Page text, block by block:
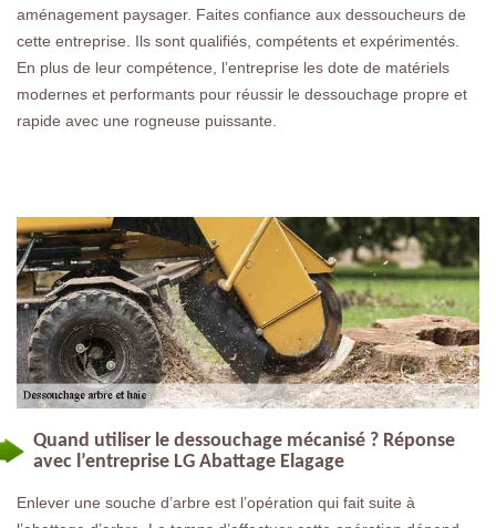
aménagement paysager. Faites confiance aux dessoucheurs de
cette entreprise. Ils sont qualifiés, compétents et expérimentés.
En plus de leur compétence, l’entreprise les dote de matériels
modernes et performants pour réussir le dessouchage propre et
rapide avec une rogneuse puissante.
Quand utiliser le dessouchage mécanisé ? Réponse
avec l’entreprise LG Abattage Elagage
Enlever une souche d’arbre est l’opération qui fait suite à